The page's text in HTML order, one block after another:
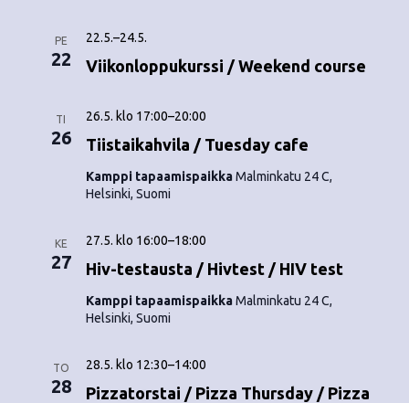
ä
t
PE
22 Viikonloppukurssi / Weekend course
22.5.–24.5.
TI
26 Tiistaikahvila / Tuesday cafe
26.5. klo 17:00–20:00
Kamppi tapaamispaikkaMalminkatu 24 C,
Helsinki, Suomi
KE
27 Hiv-testausta / Hivtest / HIV test
27.5. klo 16:00–18:00
Kamppi tapaamispaikkaMalminkatu 24 C,
Helsinki, Suomi
TO
28
Pizzatorstai / Pizza Thursday / Pizza
28.5. klo 12:30–14:00